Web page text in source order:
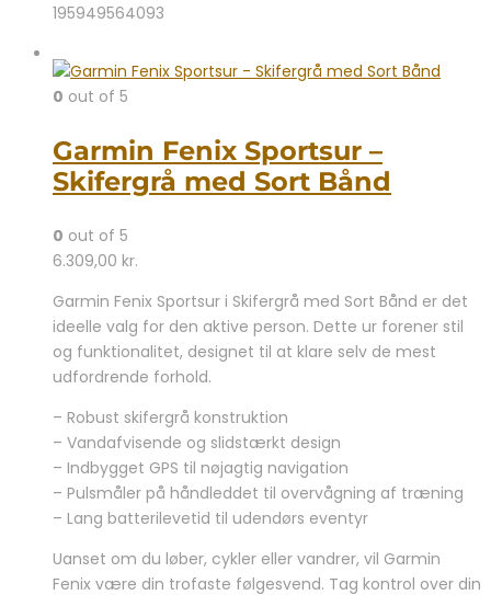
195949564093
0 out of 5
Garmin Fenix Sportsur –
Skifergrå med Sort Bånd
0 out of 5
6.309,00 kr.
Garmin Fenix Sportsur i Skifergrå med Sort Bånd er det
ideelle valg for den aktive person. Dette ur forener stil
og funktionalitet, designet til at klare selv de mest
udfordrende forhold.
– Robust skifergrå konstruktion
– Vandafvisende og slidstærkt design
– Indbygget GPS til nøjagtig navigation
– Pulsmåler på håndleddet til overvågning af træning
– Lang batterilevetid til udendørs eventyr
Uanset om du løber, cykler eller vandrer, vil Garmin
Fenix være din trofaste følgesvend. Tag kontrol over din